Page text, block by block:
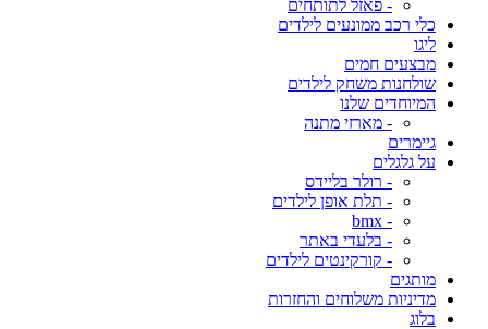
- פאזל לתותחים
כלי רכב ממונעים לילדים
ליגו
מבצעים חמים
שולחנות משחק לילדים
המיוחדים שלנו
- מארזי מתנה
גיימרים
על גלגלים
- רולר בליידס
- תלת אופן לילדים
- bmx
- בלעדי באתר
- קורקינטים לילדים
מותגים
מדיניות משלוחים והחזרות
בלוג